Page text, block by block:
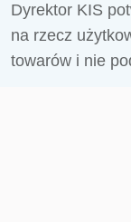
Dyrektor KIS
na rzecz
towarów i nie